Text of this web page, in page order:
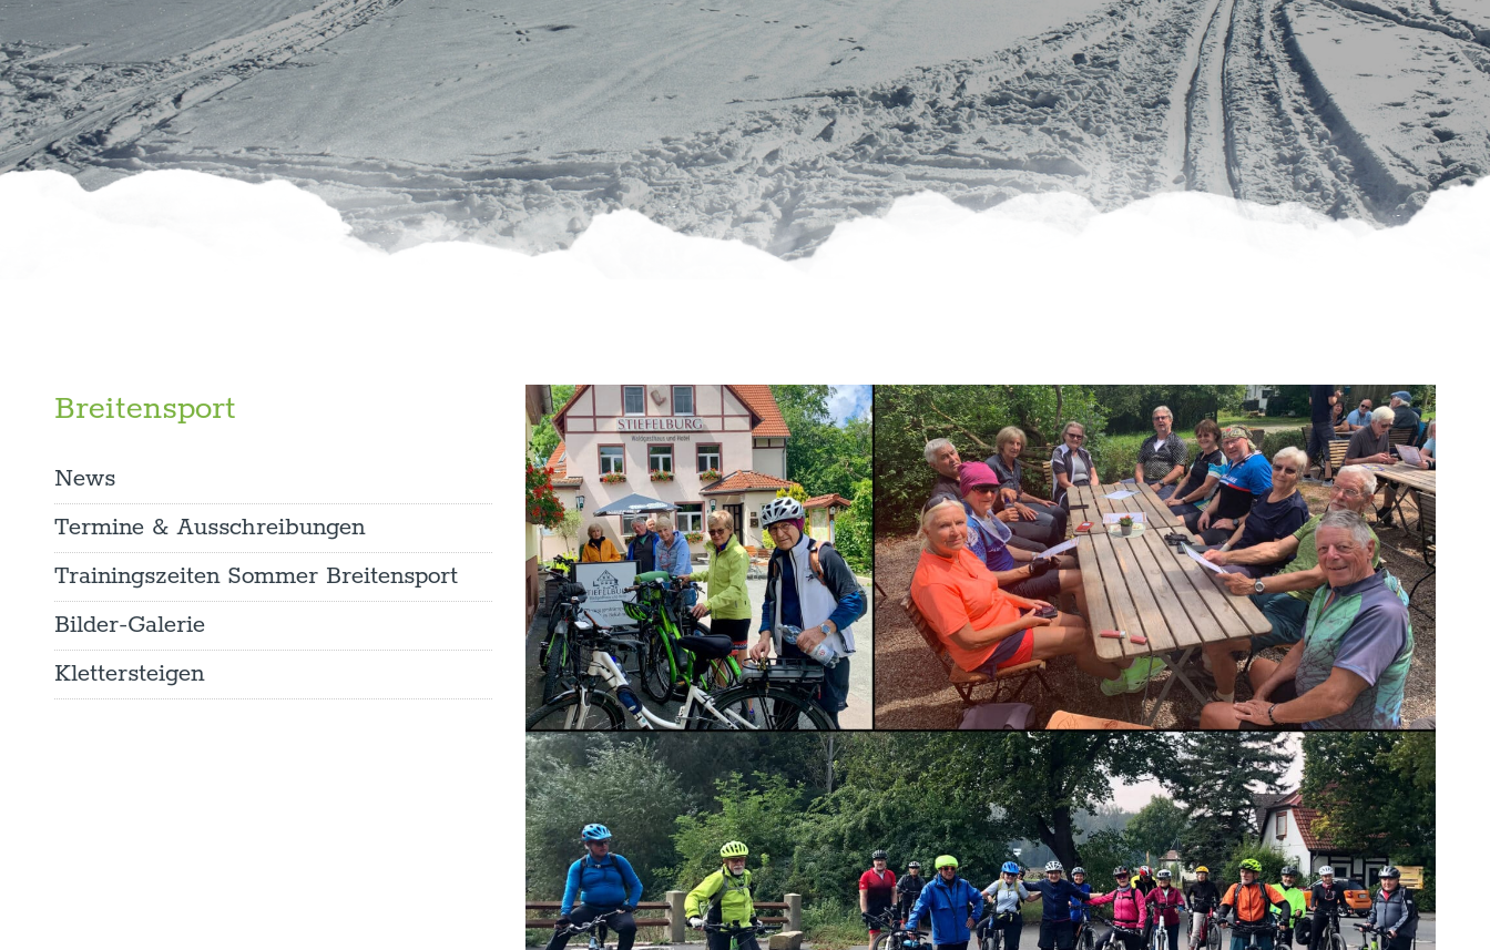
Breitensport
News
Termine & Ausschreibungen
Trainingszeiten Sommer Breitensport
Bilder-Galerie
Klettersteigen